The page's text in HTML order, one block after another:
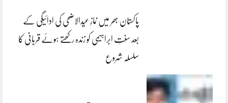
پاکستان بھر میں نمازِ عیدالاضحی کی ادائیگی کے
بعد سنتِ ابراہیمی کو زندہ رکھتے ہوئے قربانی کا
سلسلہ شروع